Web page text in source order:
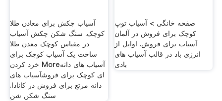
آسیاب چکش برای معادن طلا
کوچک. سنگ شکن چکش آسیاب
در مقیاس کوچک معدن طلا
ساخت یک آسیاب کوچک برای
خرد کردن Moreآسیاب های دانه
ای کوچک برای فروشآسیاب های
دانه مرتع برای فروش در کانادا.
سنگ شکن شن
صفحه خانگی > آسیاب توپ
کوچک برای فروش در آلمان
‌آسیاب برای فروش. اوایل از
انرژی باد در قالب آسیاب های
بادی